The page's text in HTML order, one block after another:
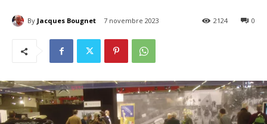
By Jacques Bougnet 7 novembre 2023 0
2124